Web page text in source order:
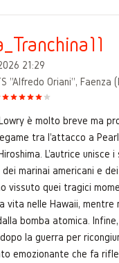
21:29
"Alfredo Oriani", Faenza
è molto breve ma
tra l'attacco a
L'autrice unisce i
marinai americani e
vissuto quei tragici
vita nelle Hawaii, mentre
bomba atomica.
la guerra per
emozionante che fa